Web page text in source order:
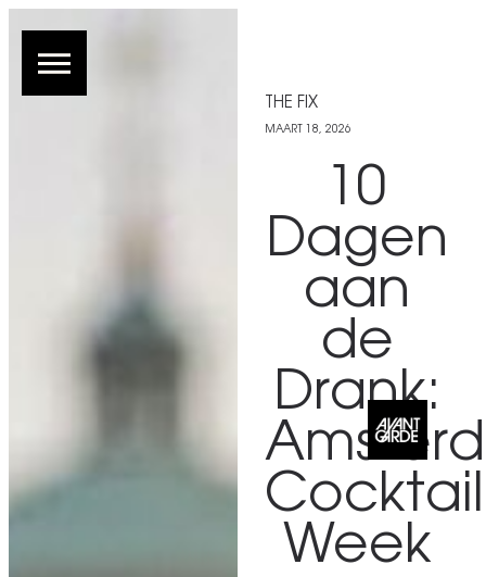
THE FIX
MAART 18, 2026
10
Dagen
aan
de
Drank:
Cocktail
Week